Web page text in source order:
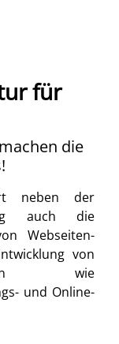
für
die
neben der
auch die
Webseiten-
von
wie
und Online-